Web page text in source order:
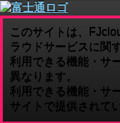
このサイトは、
ラウドサービスに関
利用できる機能・サ
異なります。
利用できる機能・サ
サイトで提供されて